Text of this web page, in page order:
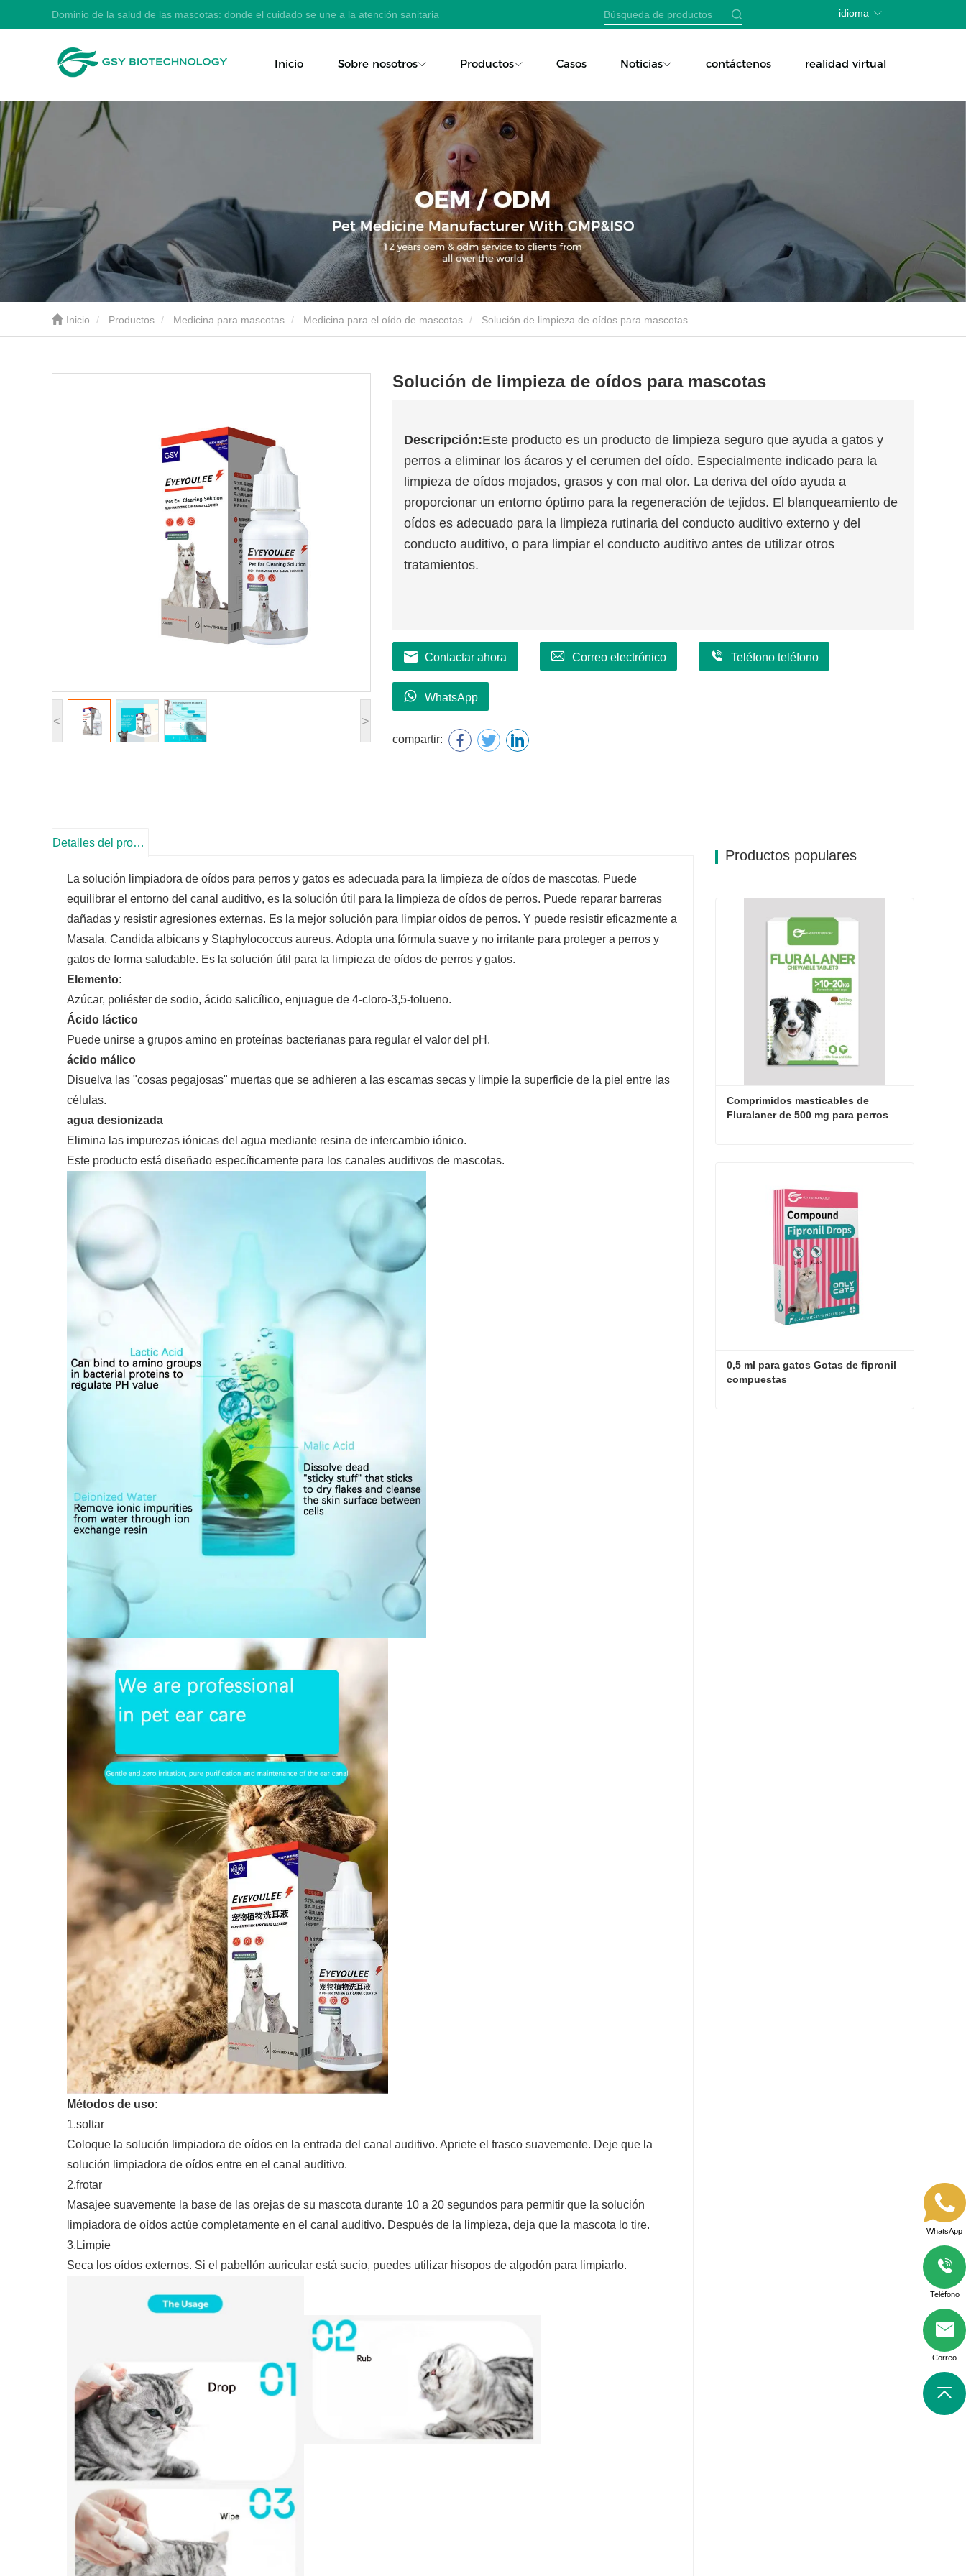
Dominio de la salud de las mascotas: donde el cuidado se une a la atención sanitaria idioma
Inicio Sobre nosotros Productos Casos Noticias contáctenos realidad virtual
Inicio Productos Medicina para mascotas Medicina para el oído de mascotas Solución de limpieza de oídos para mascotas
< >
Solución de limpieza de oídos para mascotas
Descripción:Este producto es un producto de limpieza seguro que ayuda a gatos y
perros a eliminar los ácaros y el cerumen del oído. Especialmente indicado para la
limpieza de oídos mojados, grasos y con mal olor. La deriva del oído ayuda a
proporcionar un entorno óptimo para la regeneración de tejidos. El blanqueamiento de
oídos es adecuado para la limpieza rutinaria del conducto auditivo externo y del
conducto auditivo, o para limpiar el conducto auditivo antes de utilizar otros
tratamientos.
Contactar ahora Correo electrónico Teléfono teléfono
WhatsApp
compartir:
Detalles del producto
La solución limpiadora de oídos para perros y gatos es adecuada para la limpieza de oídos de mascotas. Puede
equilibrar el entorno del canal auditivo, es la solución útil para la limpieza de oídos de perros. Puede reparar barreras
dañadas y resistir agresiones externas. Es la mejor solución para limpiar oídos de perros. Y puede resistir eficazmente a
Masala, Candida albicans y Staphylococcus aureus. Adopta una fórmula suave y no irritante para proteger a perros y
gatos de forma saludable. Es la solución útil para la limpieza de oídos de perros y gatos.
Elemento:
Azúcar, poliéster de sodio, ácido salicílico, enjuague de 4-cloro-3,5-tolueno.
Ácido láctico
Puede unirse a grupos amino en proteínas bacterianas para regular el valor del pH.
ácido málico
Disuelva las "cosas pegajosas" muertas que se adhieren a las escamas secas y limpie la superficie de la piel entre las
células.
agua desionizada
Elimina las impurezas iónicas del agua mediante resina de intercambio iónico.
Este producto está diseñado específicamente para los canales auditivos de mascotas.
Métodos de uso:
1.soltar
Coloque la solución limpiadora de oídos en la entrada del canal auditivo. Apriete el frasco suavemente. Deje que la
solución limpiadora de oídos entre en el canal auditivo.
2.frotar
Masajee suavemente la base de las orejas de su mascota durante 10 a 20 segundos para permitir que la solución
limpiadora de oídos actúe completamente en el canal auditivo. Después de la limpieza, deja que la mascota lo tire.
3.Limpie
Seca los oídos externos. Si el pabellón auricular está sucio, puedes utilizar hisopos de algodón para limpiarlo.
Productos populares
Comprimidos masticables de
Fluralaner de 500 mg para perros
Contactar ahora
0,5 ml para gatos Gotas de fipronil
compuestas
WhatsApp
Teléfono
Correo